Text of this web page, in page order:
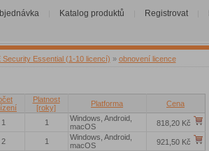
Katalog produktů Registrovat
Security Essential (1-10 licencí) » obnovení licence
Platnost
[roky]
Platforma Cena
1 1
Windows, Android,
macOS
818,20 Kč
2 1
Windows, Android,
macOS
921,50 Kč